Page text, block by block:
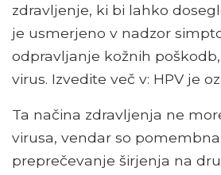
zdravljenje, ki bi lahko
je usmerjeno v nadzor
odpravljanje kožnih
virus. Izvedite več v: HPV je
Ta načina zdravljenja ne
virusa, vendar so
preprečevanje širjenja na